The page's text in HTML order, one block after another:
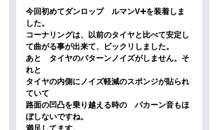
今回初めてダンロップ ルマンV➕を装着しま
した。
コーナリングは、以前のタイヤと比べて安定し
て曲がる事が出来て、ビックリしました。
あと タイヤのパターンノイズがしません。そ
れと
タイヤの内側にノイズ軽減のスポンジが貼られ
ていて
路面の凹凸を乗り越える時の パカーン音もほ
ぼしないですね。
満足してます。